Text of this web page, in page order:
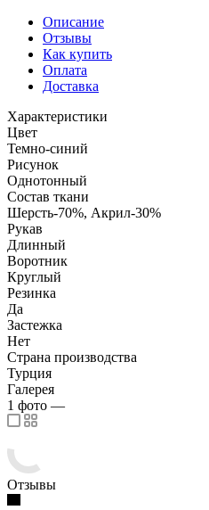
Описание
Отзывы
Как купить
Оплата
Доставка
Характеристики
Цвет
Темно-синий
Рисунок
Однотонный
Состав ткани
Шерсть-70%, Акрил-30%
Рукав
Длинный
Воротник
Круглый
Резинка
Да
Застежка
Нет
Страна производства
Турция
Галерея
1 фото —
Отзывы